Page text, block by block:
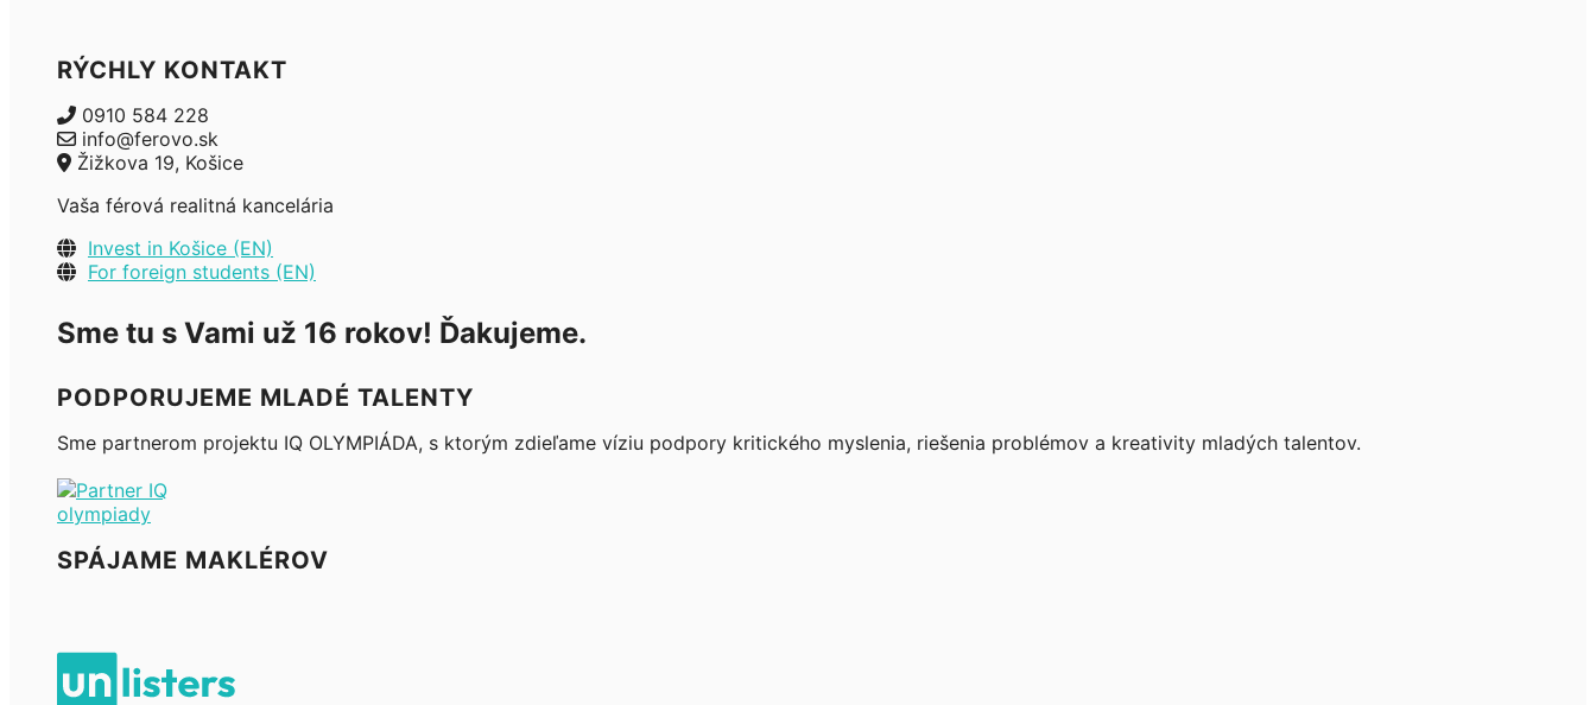
RÝCHLY KONTAKT
0910 584 228
info@ferovo.sk
Žižkova 19, Košice
Vaša férová realitná kancelária
Invest in Košice (EN)
For foreign students (EN)
Sme tu s Vami už 16 rokov! Ďakujeme.
PODPORUJEME MLADÉ TALENTY
Sme partnerom projektu IQ OLYMPIÁDA, s ktorým zdieľame víziu podpory kritického myslenia, riešenia problémov a kreativity mladých talentov.
SPÁJAME MAKLÉROV